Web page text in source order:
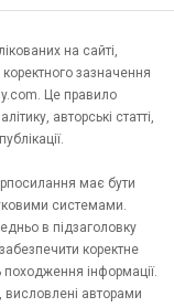
на сайті,
зазначення
Це правило
авторські статті,
має бути
системами.
в підзаголовку
коректне
інформації.
авторами